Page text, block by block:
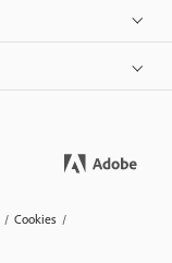
/ Cookies /